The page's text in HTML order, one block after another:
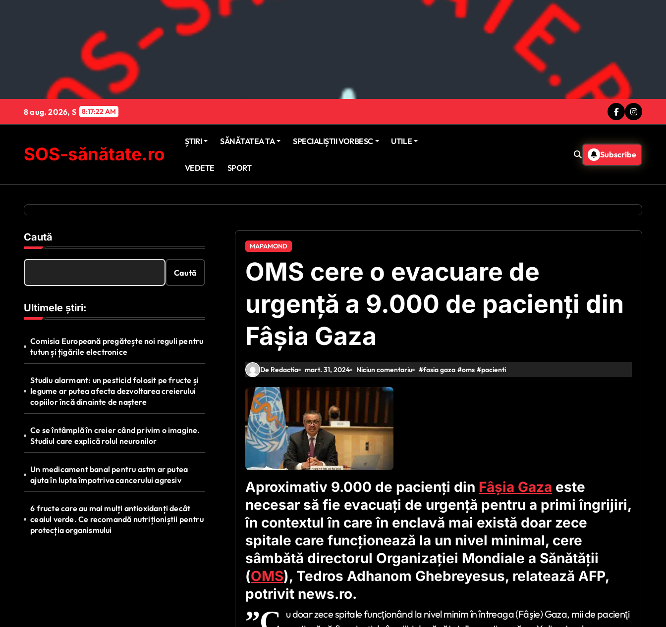
8 aug. 2026, S 8:17:23 AM
SOS-sănătate.ro
ȘTIRI SĂNĂTATEA TA SPECIALIȘTII VORBESC UTILE
VEDETE SPORT
Subscribe
Caută
Caută
Ultimele știri:
Comisia Europeană pregătește noi reguli pentru
tutun și țigările electronice
Studiu alarmant: un pesticid folosit pe fructe și
legume ar putea afecta dezvoltarea creierului
copiilor încă dinainte de naștere
Ce se întâmplă în creier când privim o imagine.
Studiul care explică rolul neuronilor
Un medicament banal pentru astm ar putea
ajuta în lupta împotriva cancerului agresiv
6 fructe care au mai mulți antioxidanți decât
ceaiul verde. Ce recomandă nutriționiștii pentru
protecția organismului
MAPAMOND
OMS cere o evacuare de
urgenţă a 9.000 de pacienţi din
Fâşia Gaza
De Redactia mart. 31, 2024 Niciun comentariu #fasia gaza #oms #pacienti
Aproximativ 9.000 de pacienţi din Fâşia Gaza este
necesar să fie evacuaţi de urgenţă pentru a primi îngrijiri,
în contextul în care în enclavă mai există doar zece
spitale care funcţionează la un nivel minimal, cere
sâmbătă directorul Organizaţiei Mondiale a Sănătăţii
(OMS), Tedros Adhanom Ghebreyesus, relatează AFP,
potrivit news.ro.
u doar zece spitale funcţionând la nivel minim în întreaga (Fâşie) Gaza, mii de pacienţi